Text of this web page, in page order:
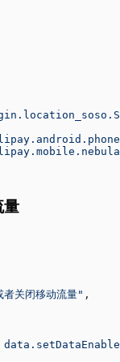
量
关闭移动流量" ,